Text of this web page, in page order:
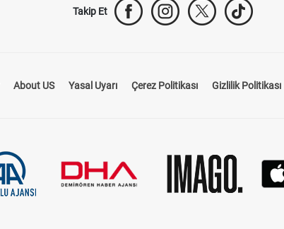
Takip Et
About US Yasal Uyarı Çerez Politikası Gizlilik Politikası